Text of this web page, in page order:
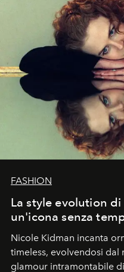
FASHION
La style evolution
un'icona senza
Nicole Kidman incanta
timeless, evolvendosi dal
glamour intramontabile